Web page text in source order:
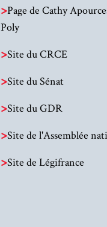
>Page de Cathy
Poly
>Site du CRCE
>Site du Sénat
>Site du GDR
>Site de l'Assemblée
>Site de Légifrance